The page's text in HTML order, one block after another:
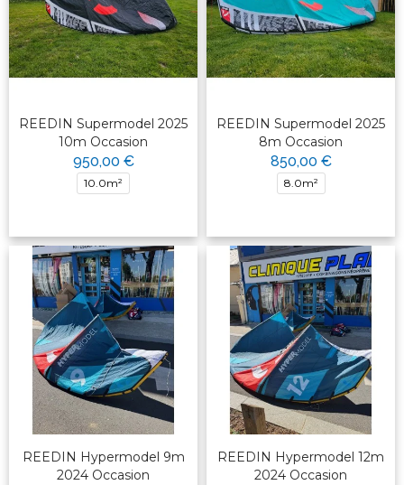
REEDIN Supermodel 2025
10m Occasion
950,00 €
10.0m²
REEDIN Supermodel 2025
8m Occasion
850,00 €
8.0m²
REEDIN Hypermodel 9m
2024 Occasion
REEDIN Hypermodel 12m
2024 Occasion